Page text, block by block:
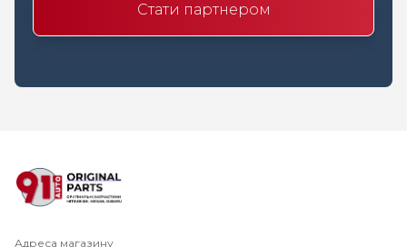
Стати партнером
Адреса магазину